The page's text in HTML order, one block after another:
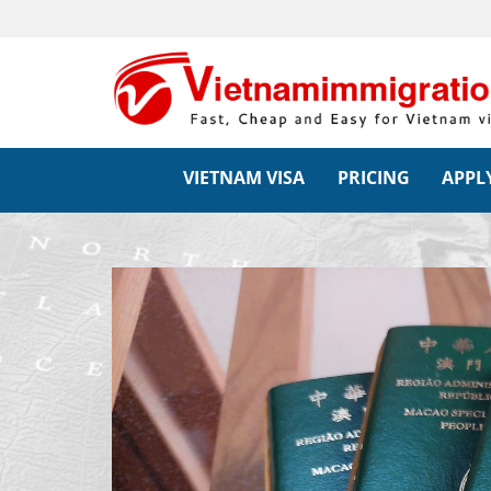
VIETNAM VISA PRICING